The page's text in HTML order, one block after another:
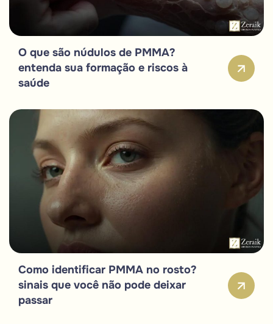
O que são núdulos de PMMA?
entenda sua formação e riscos à
saúde
Como identificar PMMA no rosto?
sinais que você não pode deixar
passar